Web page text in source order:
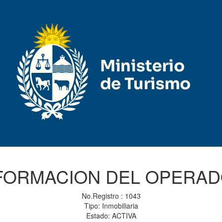
DEL
No.Registro : 1043
Tipo: Inmobiliaria
Estado: ACTIVA